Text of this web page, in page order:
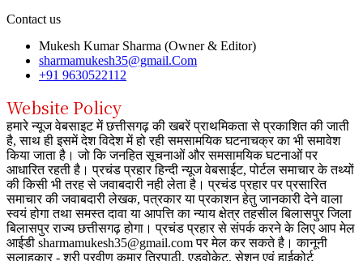
Contact us
Mukesh Kumar Sharma (Owner & Editor)
sharmamukesh35@gmail.Com
+91 9630522112
Website Policy
हमारे न्यूज वेबसाइट में छत्तीसगढ़ की खबरें प्राथमिकता से प्रकाशित की जाती
है, साथ ही इसमें देश विदेश में हो रही समसामयिक घटनाचक्र का भी समावेश
किया जाता है। जो कि जनहित सूचनाओं और समसामयिक घटनाओं पर
आधारित रहती है। प्रचंड प्रहार हिन्दी न्यूज वेबसाईट, पोर्टल समाचार के तथ्यों
की किसी भी तरह से जवाबदारी नही लेता है। प्रचंड प्रहार पर प्रसारित
समाचार की जवाबदारी लेखक, पत्रकार या प्रकाशन हेतु जानकारी देने वाला
स्वयं होगा तथा समस्त दावा या आपत्ति का न्याय क्षेत्र तहसील बिलासपुर जिला
बिलासपुर राज्य छत्तीसगढ़ होगा। प्रचंड प्रहार से संपर्क करने के लिए आप मेल
आईडी sharmamukesh35@gmail.com पर मेल कर सकते है। कानूनी
सलाहकार - श्री प्रवीण कुमार त्रिपाठी, एडवोकेट, सेशन एवं हाईकोर्ट